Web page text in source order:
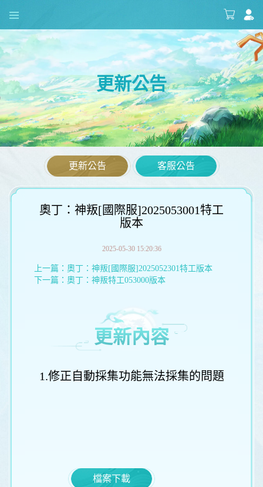
更新公告
更新公告 客服公告
奧丁：神叛[國際服]2025053001特工
版本
2025-05-30 15:20:36
上一篇： 奧丁：神叛[國際服]2025052301特工版本
下一篇： 奧丁：神叛特工053000版本
更新內容
1.修正自動採集功能無法採集的問題
檔案下載